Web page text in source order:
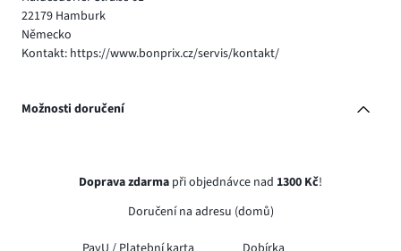
22179 Hamburk
Německo
Kontakt: https://www.bonprix.cz/servis/kontakt/
Možnosti doručení
Doprava zdarma při objednávce nad 1300 Kč!
Doručení na adresu (domů)